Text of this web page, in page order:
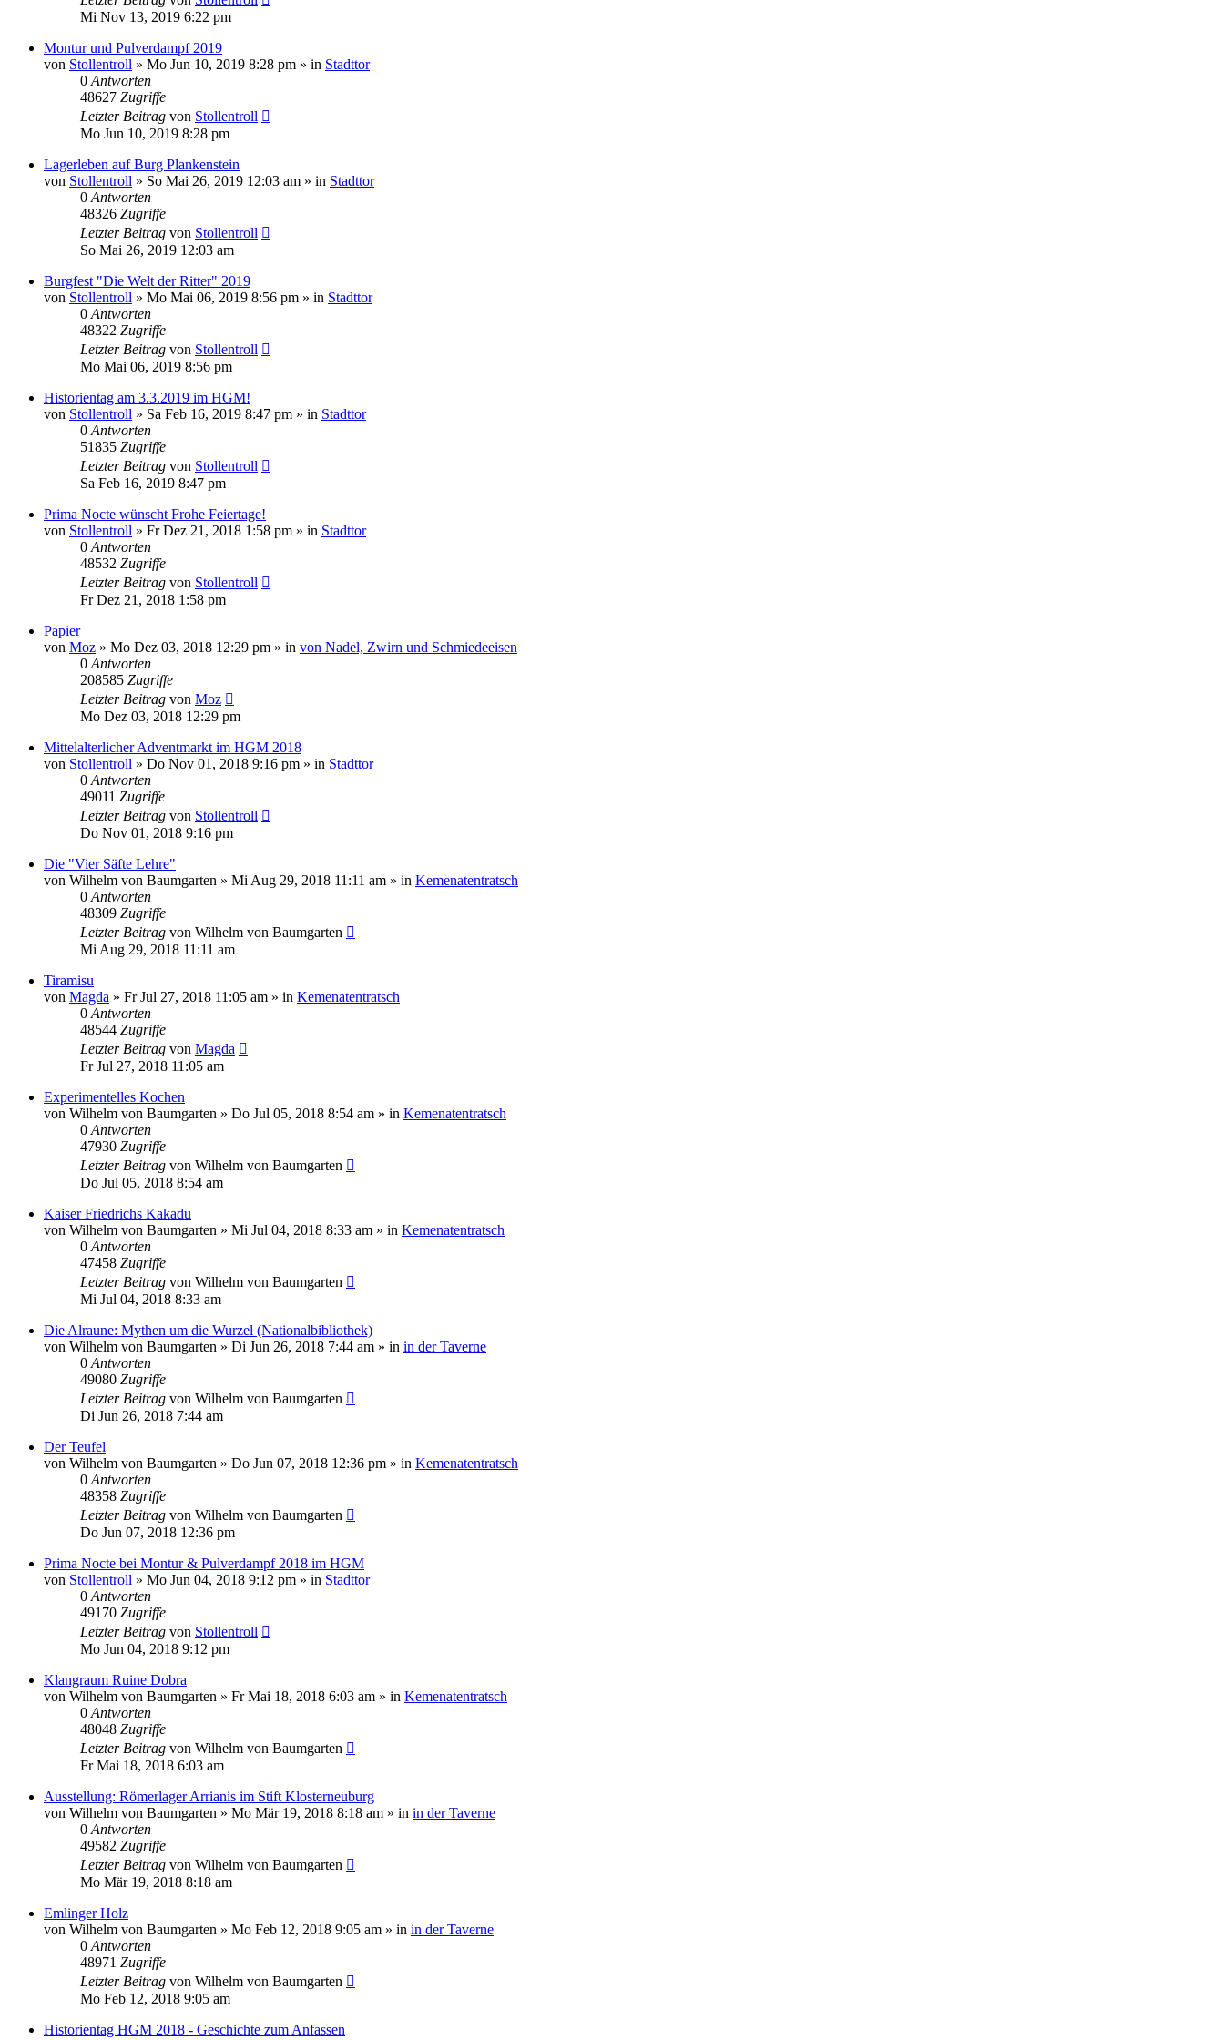
Mi Nov 13, 2019 6:22 pm
Montur und Pulverdampf 2019
von Stollentroll » Mo Jun 10, 2019 8:28 pm » in Stadttor
0 Antworten
48627 Zugriffe
Letzter Beitrag von Stollentroll
Mo Jun 10, 2019 8:28 pm
Lagerleben auf Burg Plankenstein
von Stollentroll » So Mai 26, 2019 12:03 am » in Stadttor
0 Antworten
48326 Zugriffe
Letzter Beitrag von Stollentroll
So Mai 26, 2019 12:03 am
Burgfest "Die Welt der Ritter" 2019
von Stollentroll » Mo Mai 06, 2019 8:56 pm » in Stadttor
0 Antworten
48322 Zugriffe
Letzter Beitrag von Stollentroll
Mo Mai 06, 2019 8:56 pm
Historientag am 3.3.2019 im HGM!
von Stollentroll » Sa Feb 16, 2019 8:47 pm » in Stadttor
0 Antworten
51835 Zugriffe
Letzter Beitrag von Stollentroll
Sa Feb 16, 2019 8:47 pm
Prima Nocte wünscht Frohe Feiertage!
von Stollentroll » Fr Dez 21, 2018 1:58 pm » in Stadttor
0 Antworten
48532 Zugriffe
Letzter Beitrag von Stollentroll
Fr Dez 21, 2018 1:58 pm
Papier
von Moz » Mo Dez 03, 2018 12:29 pm » in von Nadel, Zwirn und Schmiedeeisen
0 Antworten
208585 Zugriffe
Letzter Beitrag von Moz
Mo Dez 03, 2018 12:29 pm
Mittelalterlicher Adventmarkt im HGM 2018
von Stollentroll » Do Nov 01, 2018 9:16 pm » in Stadttor
0 Antworten
49011 Zugriffe
Letzter Beitrag von Stollentroll
Do Nov 01, 2018 9:16 pm
Die "Vier Säfte Lehre"
von Wilhelm von Baumgarten » Mi Aug 29, 2018 11:11 am » in Kemenatentratsch
0 Antworten
48309 Zugriffe
Letzter Beitrag von Wilhelm von Baumgarten
Mi Aug 29, 2018 11:11 am
Tiramisu
von Magda » Fr Jul 27, 2018 11:05 am » in Kemenatentratsch
0 Antworten
48544 Zugriffe
Letzter Beitrag von Magda
Fr Jul 27, 2018 11:05 am
Experimentelles Kochen
von Wilhelm von Baumgarten » Do Jul 05, 2018 8:54 am » in Kemenatentratsch
0 Antworten
47930 Zugriffe
Letzter Beitrag von Wilhelm von Baumgarten
Do Jul 05, 2018 8:54 am
Kaiser Friedrichs Kakadu
von Wilhelm von Baumgarten » Mi Jul 04, 2018 8:33 am » in Kemenatentratsch
0 Antworten
47458 Zugriffe
Letzter Beitrag von Wilhelm von Baumgarten
Mi Jul 04, 2018 8:33 am
Die Alraune: Mythen um die Wurzel (Nationalbibliothek)
von Wilhelm von Baumgarten » Di Jun 26, 2018 7:44 am » in in der Taverne
0 Antworten
49080 Zugriffe
Letzter Beitrag von Wilhelm von Baumgarten
Di Jun 26, 2018 7:44 am
Der Teufel
von Wilhelm von Baumgarten » Do Jun 07, 2018 12:36 pm » in Kemenatentratsch
0 Antworten
48358 Zugriffe
Letzter Beitrag von Wilhelm von Baumgarten
Do Jun 07, 2018 12:36 pm
Prima Nocte bei Montur & Pulverdampf 2018 im HGM
von Stollentroll » Mo Jun 04, 2018 9:12 pm » in Stadttor
0 Antworten
49170 Zugriffe
Letzter Beitrag von Stollentroll
Mo Jun 04, 2018 9:12 pm
Klangraum Ruine Dobra
von Wilhelm von Baumgarten » Fr Mai 18, 2018 6:03 am » in Kemenatentratsch
0 Antworten
48048 Zugriffe
Letzter Beitrag von Wilhelm von Baumgarten
Fr Mai 18, 2018 6:03 am
Ausstellung: Römerlager Arrianis im Stift Klosterneuburg
von Wilhelm von Baumgarten » Mo Mär 19, 2018 8:18 am » in in der Taverne
0 Antworten
49582 Zugriffe
Letzter Beitrag von Wilhelm von Baumgarten
Mo Mär 19, 2018 8:18 am
Emlinger Holz
von Wilhelm von Baumgarten » Mo Feb 12, 2018 9:05 am » in in der Taverne
0 Antworten
48971 Zugriffe
Letzter Beitrag von Wilhelm von Baumgarten
Mo Feb 12, 2018 9:05 am
Historientag HGM 2018 - Geschichte zum Anfassen